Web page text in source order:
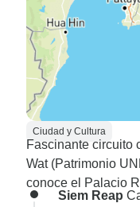
Ciudad y Cultura
Fascinante circuito
Wat (Patrimonio
conoce el Palacio
Siem Reap